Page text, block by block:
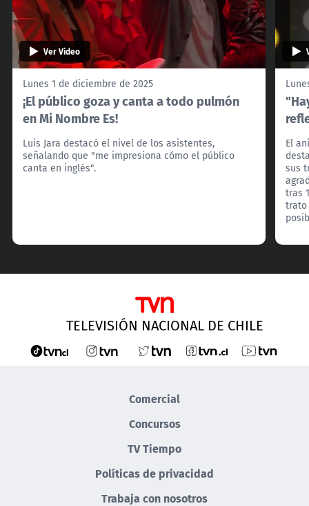
Ver Video
Lunes 1 de diciembre de 2025
¡El público goza y canta a todo pulmón
en Mi Nombre Es!
Luis Jara destacó el nivel de los asistentes,
señalando que "me impresiona cómo el público
canta en inglés".
El
sus
tras
trato
TELEVISIÓN NACIONAL DE CHILE
Comercial
Concursos
TV Tiempo
Políticas de privacidad
Trabaja con nosotros